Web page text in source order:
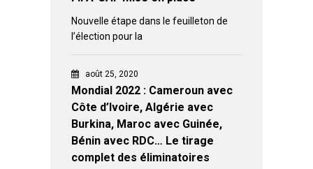
Nouvelle étape dans le feuilleton de
l’élection pour la
août 25, 2020
Mondial 2022 : Cameroun avec
Côte d’Ivoire, Algérie avec
Burkina, Maroc avec Guinée,
Bénin avec RDC… Le tirage
complet des éliminatoires